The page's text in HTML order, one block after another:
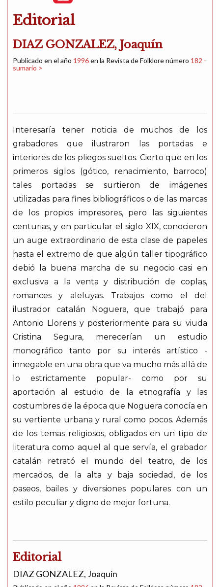
Editorial
DIAZ GONZALEZ, Joaquín
Publicado en el año 1996en la Revista de Folklore número 182 -
sumario >
Interesaría tener noticia de muchos de los
grabadores que ilustraron las portadas e
interiores de los pliegos sueltos. Cierto que en los
primeros siglos (gótico, renacimiento, barroco)
tales portadas se surtieron de imágenes
utilizadas para fines bibliográficos o de las marcas
de los propios impresores, pero las siguientes
centurias, y en particular el siglo XIX, conocieron
un auge extraordinario de esta clase de papeles
hasta el extremo de que algún taller tipográfico
debió la buena marcha de su negocio casi en
exclusiva a la venta y distribución de coplas,
romances y aleluyas. Trabajos como el del
ilustrador catalán Noguera, que trabajó para
Antonio Llorens y posteriormente para su viuda
Cristina Segura, merecerían un estudio
monográfico tanto por su interés artístico -
innegable en una obra que va mucho más allá de
lo estrictamente popular- como por su
aportación al estudio de la etnografía y las
costumbres de la época que Noguera conocía en
su vertiente urbana y rural como pocos. Además
de los temas religiosos, obligados en un tipo de
literatura como aquel al que servía, el grabador
catalán retrató el mundo del teatro, de los
mercados, de la alta y baja sociedad, de los
paseos, bailes y diversiones populares con un
estilo peculiar y digno de mejor fortuna.
Editorial
DIAZ GONZALEZ, Joaquín